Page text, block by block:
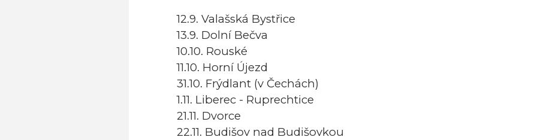
12.9. Valašská Bystřice
13.9. Dolní Bečva
10.10. Rouské
11.10. Horní Újezd
31.10. Frýdlant (v Čechách)
1.11. Liberec - Ruprechtice
21.11. Dvorce
22.11. Budišov nad Budišovkou